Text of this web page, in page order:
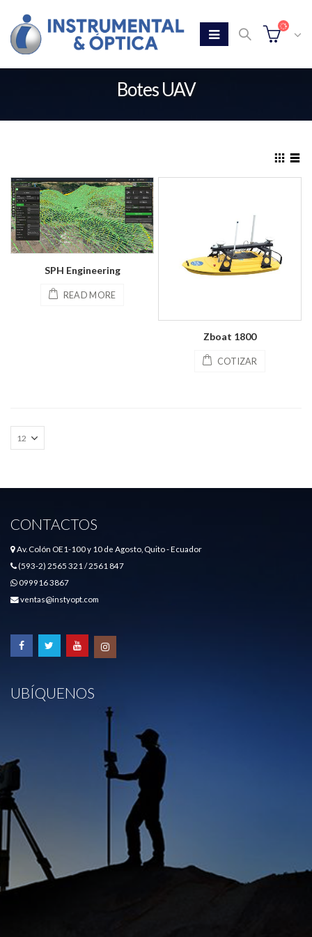
Botes UAV
SPH Engineering
READ MORE
Zboat 1800
COTIZAR
CONTACTOS
Av. Colón OE1-100 y 10 de Agosto, Quito - Ecuador
(593-2) 2565 321 / 2561 847
099916 3867
ventas@instyopt.com
UBÍQUENOS